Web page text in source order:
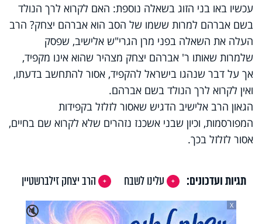
עכשיו באו בני הזוג בשאלה נוספת: האם לקרוא לרך הנולד
בשם אברהם למרות ששמו של הסב הוא אברהם יצחק? הרב
העלה את השאלה בפני מרן הגרי"ש אלישיב, שפסק
שלמרות שאותו ר' אברהם יצחק מצהיר שהוא אינו מקפיד,
אך על דבר שנהגו בישראל להקפיד, אסור להתחשב בדעתו,
ואין לקרוא לרך הנולד בשם אברהם.
הגאון הרב אלישיב הדגיש שאסור לזלזל בקפידות
המפורסמות, וכיון שבני אשכנז נזהרים שלא לקרוא שם בחיים,
אסור לזלזל בכך.
תגיות ועדכונים: עלינו לשבח
הרב יצחק זילברשטיין
🔇
X